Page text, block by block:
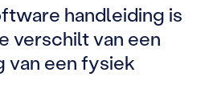
handleiding is
verschilt van een
van een fysiek